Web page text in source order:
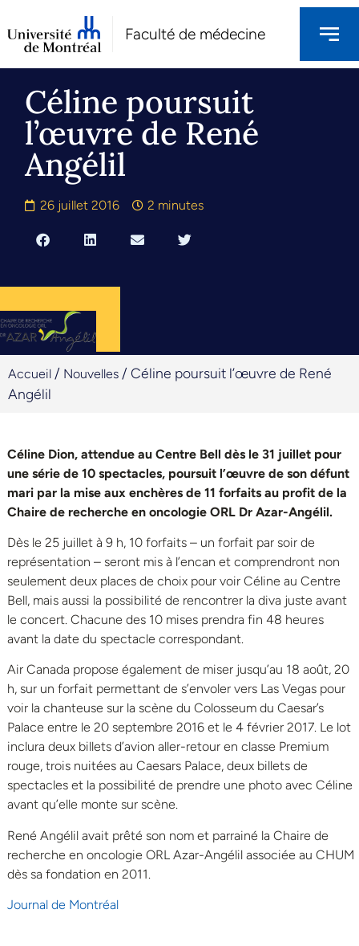
Faculté de médecine
Céline poursuit
l’œuvre de René
Angélil
26 juillet 2016 2 minutes
Accueil / Nouvelles / Céline poursuit l’œuvre de René
Angélil
Céline Dion, attendue au Centre Bell dès le 31 juillet pour
une série de 10 spectacles, poursuit l’œuvre de son défunt
mari par la mise aux enchères de 11 forfaits au profit de la
Chaire de recherche en oncologie ORL Dr Azar-Angélil.
Dès le 25 juillet à 9 h, 10 forfaits – un forfait par soir de
représentation – seront mis à l’encan et comprendront non
seulement deux places de choix pour voir Céline au Centre
Bell, mais aussi la possibilité de rencontrer la diva juste avant
le concert. Chacune des 10 mises prendra fin 48 heures
avant la date du spectacle correspondant.
Air Canada propose également de miser jusqu’au 18 août, 20
h, sur un forfait permettant de s’envoler vers Las Vegas pour
voir la chanteuse sur la scène du Colosseum du Caesar’s
Palace entre le 20 septembre 2016 et le 4 février 2017. Le lot
inclura deux billets d’avion aller-retour en classe Premium
rouge, trois nuitées au Caesars Palace, deux billets de
spectacles et la possibilité de prendre une photo avec Céline
avant qu’elle monte sur scène.
René Angélil avait prêté son nom et parrainé la Chaire de
recherche en oncologie ORL Azar-Angélil associée au CHUM
dès sa fondation en 2011.
Journal de Montréal